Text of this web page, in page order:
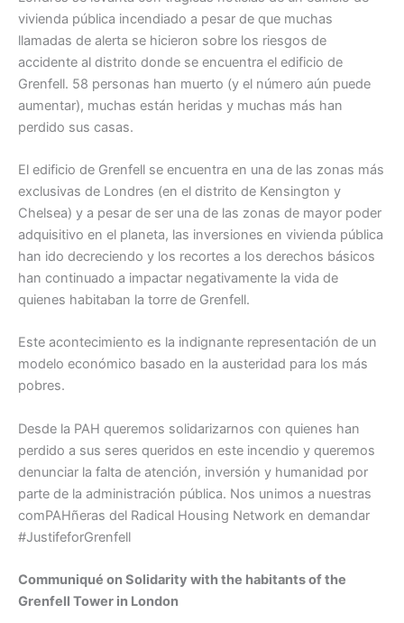
vivienda pública incendiado a pesar de que muchas
llamadas de alerta se hicieron sobre los riesgos de
accidente al distrito donde se encuentra el edificio de
Grenfell. 58 personas han muerto (y el número aún puede
aumentar), muchas están heridas y muchas más han
perdido sus casas.
El edificio de Grenfell se encuentra en una de las zonas más
exclusivas de Londres (en el distrito de Kensington y
Chelsea) y a pesar de ser una de las zonas de mayor poder
adquisitivo en el planeta, las inversiones en vivienda pública
han ido decreciendo y los recortes a los derechos básicos
han continuado a impactar negativamente la vida de
quienes habitaban la torre de Grenfell.
Este acontecimiento es la indignante representación de un
modelo económico basado en la austeridad para los más
pobres.
Desde la PAH queremos solidarizarnos con quienes han
perdido a sus seres queridos en este incendio y queremos
denunciar la falta de atención, inversión y humanidad por
parte de la administración pública. Nos unimos a nuestras
comPAHñeras del Radical Housing Network en demandar
#JustifeforGrenfell
Communiqué on Solidarity with the habitants of the
Grenfell Tower in London